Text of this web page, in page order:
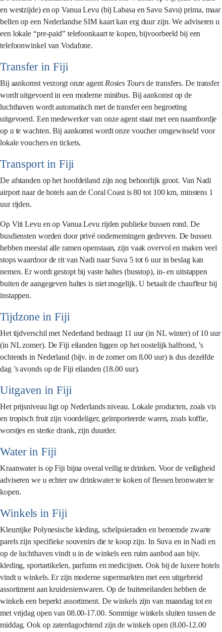
en westzijde) en op Vanua Levu (bij Labasa en Savu Savu) prima, maar
bellen op een Nederlandse SIM kaart kan erg duur zijn. We adviseren u
een lokale “pre-paid” telefoonkaart te kopen, bijvoorbeeld bij een
telefoonwinkel van Vodafone.
Transfer in Fiji
Bij aankomst verzorgt onze agent Rosies Toursde transfers. De transfer
wordt uitgevoerd in een moderne minibus. Bij aankomst op de
luchthaven wordt automatisch met de transfer een begroeting
uitgevoerd. Een medewerker van onze agent staat met een naambordje
op u te wachten. Bij aankomst wordt onze voucher omgewisseld voor
lokale vouchers en tickets.
Transport in Fiji
De afstanden op het hoofdeiland zijn nog behoorlijk groot. Van Nadi
airport naar de hotels aan de Coral Coast is 80 tot 100 km, minstens 1
uur rijden.
Op Viti Levu en op Vanua Levu rijden publieke bussen rond. De
busdiensten worden door privé ondernemingen gedreven. De bussen
hebben meestal alle ramen openstaan, zijn vaak overvol en maken veel
stops waardoor de rit van Nadi naar Suva 5 tot 6 uur in beslag kan
nemen. Er wordt gestopt bij vaste haltes (busstop), in- en uitstappen
buiten de aangegeven haltes is niet mogelijk. U betaalt de chauffeur bij
instappen.
Tijdzone in Fiji
Het tijdverschil met Nederland bedraagt 11 uur (in NL winter) of 10 uur
(in NL zomer). De Fiji eilanden liggen op het oostelijk halfrond, ’s
ochtends in Nederland (bijv. in de zomer om 8.00 uur) is dus dezelfde
dag ’s avonds op de Fiji eilanden (18.00 uur).
Uitgaven in Fiji
Het prijsniveau ligt op Nederlands niveau. Lokale producten, zoals vis
en tropisch fruit zijn voordeliger, geïmporteerde waren, zoals koffie,
worstjes en sterke drank, zijn duurder.
Water in Fiji
Kraanwater is op Fiji bijna overal veilig te drinken. Voor de veiligheid
adviseren we u echter uw drinkwater te koken of flessen bronwater te
kopen.
Winkels in Fiji
Kleurrijke Polynesische kleding, schelpsieraden en beroemde zwarte
parels zijn specifieke souvenirs die te koop zijn. In Suva en in Nadi en
op de luchthaven vindt u in de winkels een ruim aanbod aan bijv.
kleding, sportartikelen, parfums en medicijnen. Ook bij de luxere hotels
vindt u winkels. Er zijn moderne supermarkten met een uitgebreid
assortiment aan kruidenierswaren. Op de buiteneilanden hebben de
winkels een beperkt assortiment. De winkels zijn van maandag tot en
met vrijdag open van 08.00-17.00. Sommige winkels sluiten tussen de
middag. Ook op zaterdagochtend zijn de winkels open (8.00-12.00